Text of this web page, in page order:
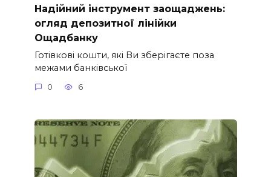
Надійний інструмент заощаджень:
огляд депозитної лінійки
Ощадбанку
Готівкові кошти, які Ви зберігаєте поза
межами банківської
0 6